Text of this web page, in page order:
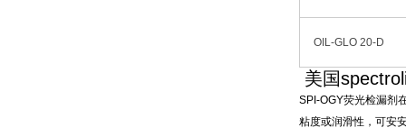
OIL-GLO 20-D
美国
SPI-OGY荧光检漏剂
粘度或润滑性，可安